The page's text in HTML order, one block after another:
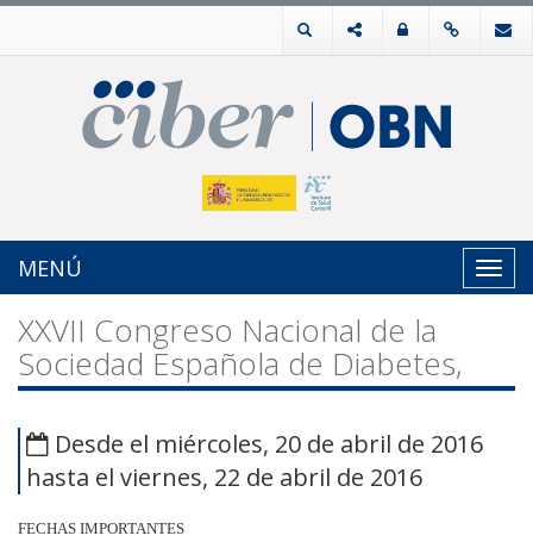
MENÚ
XXVII Congreso Nacional de la
Sociedad Española de Diabetes,
Desde el miércoles, 20 de abril de 2016
hasta el viernes, 22 de abril de 2016
FECHAS IMPORTANTES